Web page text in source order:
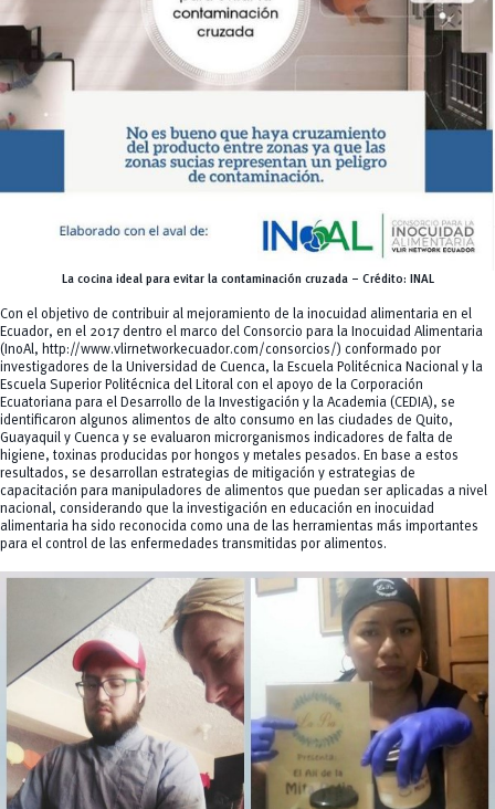
La cocina ideal para evitar la contaminación cruzada – Crédito: INAL
Con el objetivo de contribuir al mejoramiento de la inocuidad alimentaria en el
Ecuador, en el 2017 dentro el marco del Consorcio para la Inocuidad Alimentaria
(InoAl, http://www.vlirnetworkecuador.com/consorcios/) conformado por
investigadores de la Universidad de Cuenca, la Escuela Politécnica Nacional y la
Escuela Superior Politécnica del Litoral con el apoyo de la Corporación
Ecuatoriana para el Desarrollo de la Investigación y la Academia (CEDIA), se
identificaron algunos alimentos de alto consumo en las ciudades de Quito,
Guayaquil y Cuenca y se evaluaron microrganismos indicadores de falta de
higiene, toxinas producidas por hongos y metales pesados. En base a estos
resultados, se desarrollan estrategias de mitigación y estrategias de
capacitación para manipuladores de alimentos que puedan ser aplicadas a nivel
nacional, considerando que la investigación en educación en inocuidad
alimentaria ha sido reconocida como una de las herramientas más importantes
para el control de las enfermedades transmitidas por alimentos.